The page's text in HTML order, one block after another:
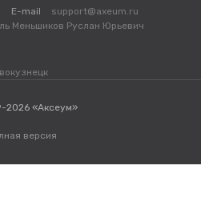
E-mail
support@axeum.ru
Меньшиков Руслан Юрьевич
2026 «Аксеум»
версия